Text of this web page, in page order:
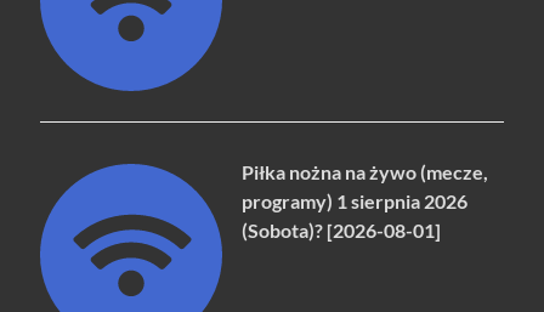
Piłka nożna na żywo (mecze,
programy) 1 sierpnia 2026
(Sobota)? [2026-08-01]